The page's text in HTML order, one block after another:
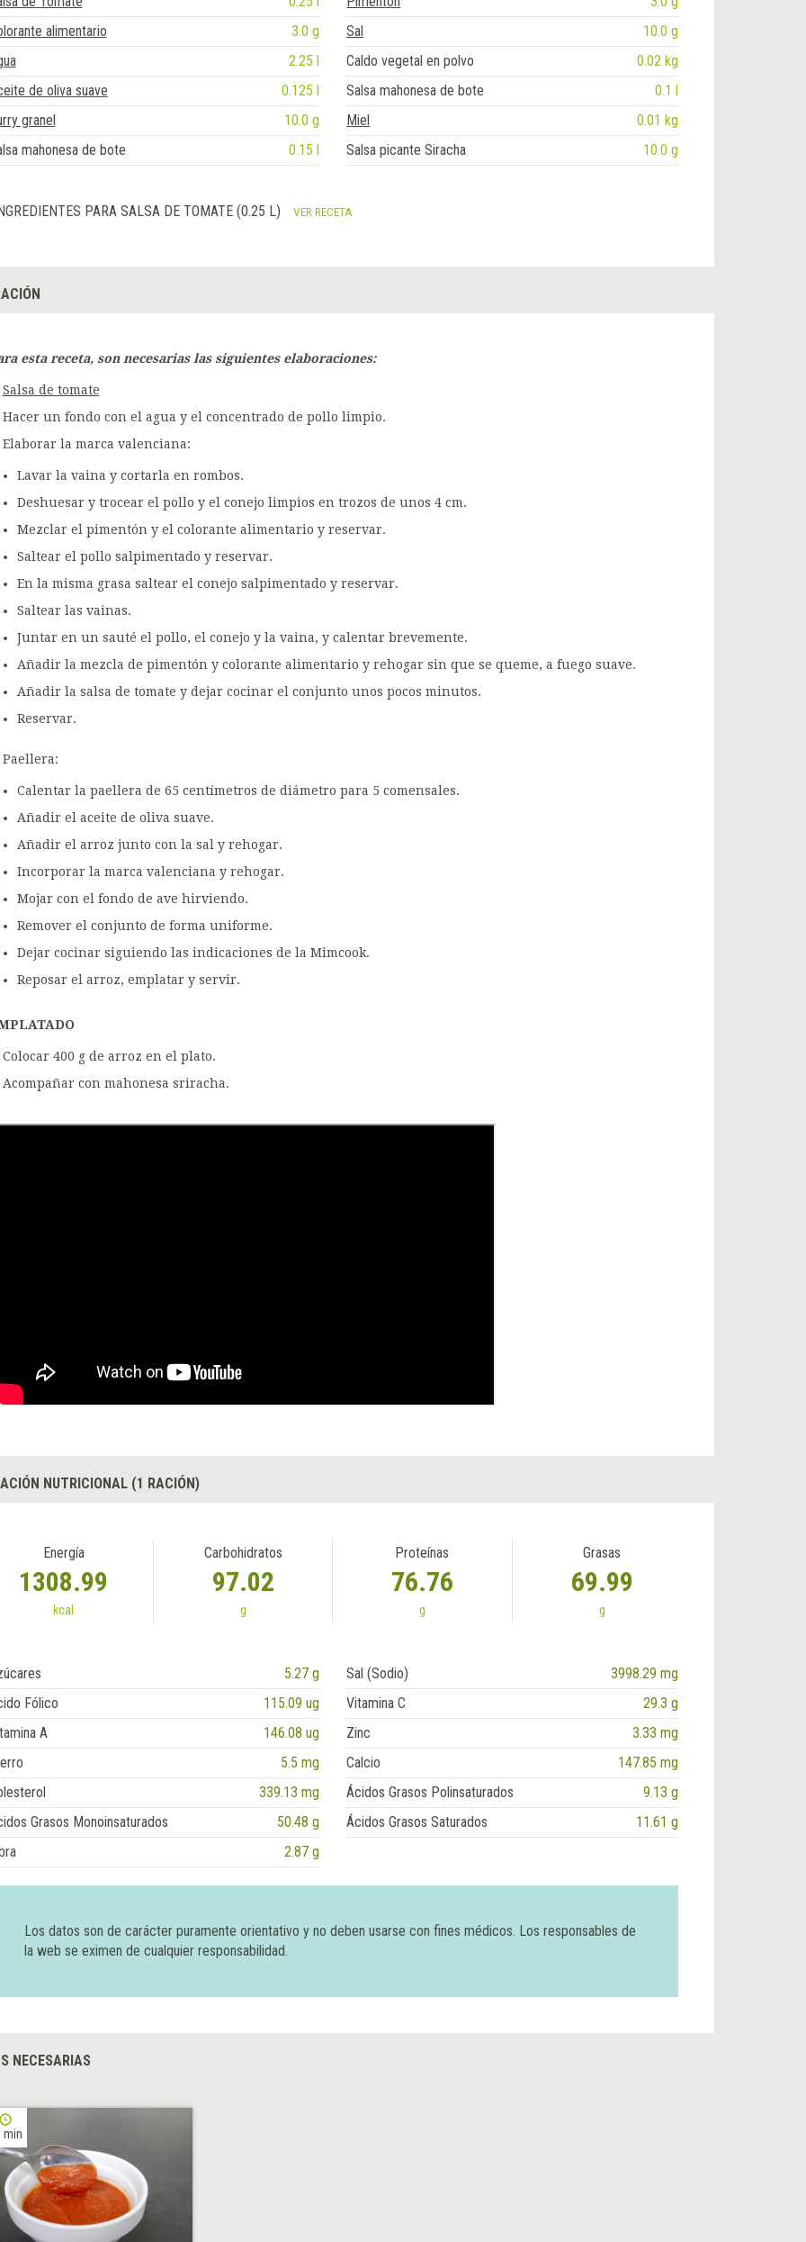
alimentario
3.0 g Sal
10.0 g
2.25 l Caldo vegetal en polvo
0.02 kg
de oliva suave
0.125 l Salsa mahonesa de bote
0.1 l
granel
10.0 g Miel
0.01 kg
mahonesa de bote
0.15 l Salsa picante Siracha 10.0 g
PARA SALSA DE TOMATE (0.25 L) VER RECETA
esta receta, son necesarias las siguientes elaboraciones:
Salsa de tomate
Hacer un fondo con el agua y el concentrado de pollo limpio.
Elaborar la marca valenciana:
Lavar la vaina y cortarla en rombos.
Deshuesar y trocear el pollo y el conejo limpios en trozos de unos 4 cm.
Mezclar el pimentón y el colorante alimentario y reservar.
Saltear el pollo salpimentado y reservar.
En la misma grasa saltear el conejo salpimentado y reservar.
Saltear las vainas.
Juntar en un sauté el pollo, el conejo y la vaina, y calentar brevemente.
Añadir la mezcla de pimentón y colorante alimentario y rehogar sin que se queme, a fuego suave.
Añadir la salsa de tomate y dejar cocinar el conjunto unos pocos minutos.
Reservar.
Paellera:
Calentar la paellera de 65 centímetros de diámetro para 5 comensales.
Añadir el aceite de oliva suave.
Añadir el arroz junto con la sal y rehogar.
Incorporar la marca valenciana y rehogar.
Mojar con el fondo de ave hirviendo.
Remover el conjunto de forma uniforme.
Dejar cocinar siguiendo las indicaciones de la Mimcook.
Reposar el arroz, emplatar y servir.
Colocar 400 g de arroz en el plato.
Acompañar con mahonesa sriracha.
NUTRICIONAL (1 RACIÓN)
Energía
1308.99
kcal
Carbohidratos
97.02
g
Proteínas
76.76
g
Grasas
69.99
g
5.27 g Sal (Sodio)
3998.29 mg
Fólico
115.09 ug Vitamina C
29.3 g
A
146.08 ug Zinc
3.33 mg
5.5 mg Calcio
147.85 mg
339.13 mg Ácidos Grasos Polinsaturados
9.13 g
Grasos Monoinsaturados
50.48 g Ácidos Grasos Saturados
11.61 g
2.87 g
Los datos son de carácter puramente orientativo y no deben usarse con fines médicos. Los responsables de
la web se eximen de cualquier responsabilidad.
NECESARIAS
min